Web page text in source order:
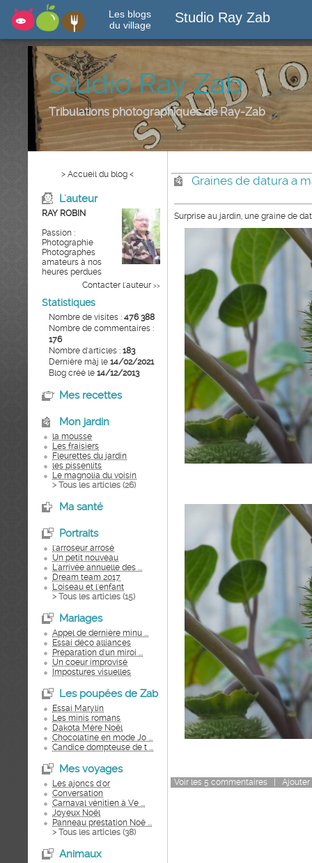
Les blogs
du village
Studio Ray Zab
Studio Ray Zab
Tribulations photographiques de Ray-Zab
> Accueil du blog <
L'auteur
RAY ROBIN
Passion :
Photographie
Photographes
amateurs à nos
heures perdues
Contacter l'auteur >>
Statistiques
Nombre de visites : 476 388
Nombre de commentaires :
176
Nombre d'articles : 183
Dernière màj le 14/02/2021
Blog créé le 14/12/2013
Mes recettes
Mon jardin
la mousse
Les fraisiers
Fleurettes du jardin
les pissenlits
Le magnolia du voisin
> Tous les articles (26)
Ma santé
Portraits
l'arroseur arrosé
Un petit nouveau
L'arrivée annuelle des ...
Dream team 2017
L'oiseau et l'enfant
> Tous les articles (15)
Mariages
Appel de dernière minu ...
Essai déco alliances
Préparation d'un miroi ...
Un coeur improvisé
Impostures visuelles
Les poupées de Zab
Essai Marylin
Les minis romans
Dakota Mère Noël
Chocolatine en mode Jo ...
Candice dompteuse de t ...
Mes voyages
Les ajoncs d'or
Conversation
Carnaval vénitien à Ve ...
Joyeux Noël
Panneau prestation Noë ...
> Tous les articles (38)
Animaux
Graines de datura a
Surprise au jardin, une graine de
Voir les 5 commentaires